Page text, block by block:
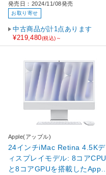
ルバー シルバー MD3H4J/A
発売日：2024/11/08発売
お取り寄せ
中古商品が計1点あります
¥219,480(税込)～
Apple(アップル)
24インチiMac Retina 4.5Kデ
ィスプレイモデル: 8コアCPU
と8コアGPUを搭載したApple